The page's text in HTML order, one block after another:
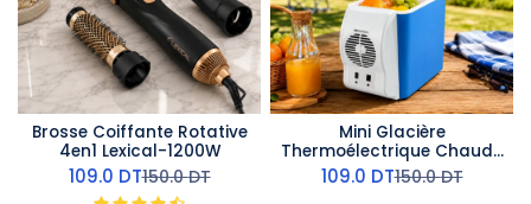
Brosse Coiffante Rotative
4en1 Lexical-1200W
109.0 DT150.0DT
Mini Glacière
Thermoélectrique Chaud-
Froid - 7,5L
109.0 DT150.0DT